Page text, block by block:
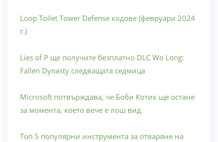
Loop Toilet Tower Defense кодове (февруари 2024
г.)
Lies of P ще получите безплатно DLC Wo Long:
Fallen Dynasty следващата седмица
Microsoft потвърждава, че Боби Котик ще остане
за момента, което вече е лош вид
Топ 5 популярни инструмента за отваряне на